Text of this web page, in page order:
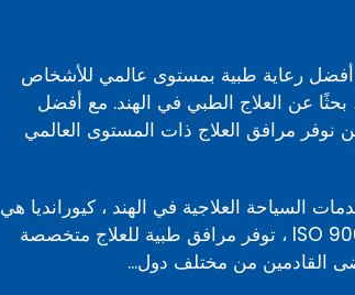
أفضل رعاية طبية بمستوى عالمي للأشخاص
بحثًا عن العلاج الطبي في الهند. مع أفضل
نوفر مرافق العلاج ذات المستوى العالمي
السياحة العلاجية في الهند ، كيورانديا هي
مؤسسة معتمدة ISO 9001: 2008 ، توفر مرافق طبية للعلاج متخصصة
القادمين من مختلف دول...